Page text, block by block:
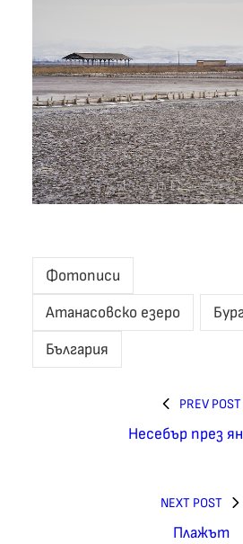
Фотописи
Атанасовско езеро
България
PREV POST
Несебър през
NEXT POST
Плажът